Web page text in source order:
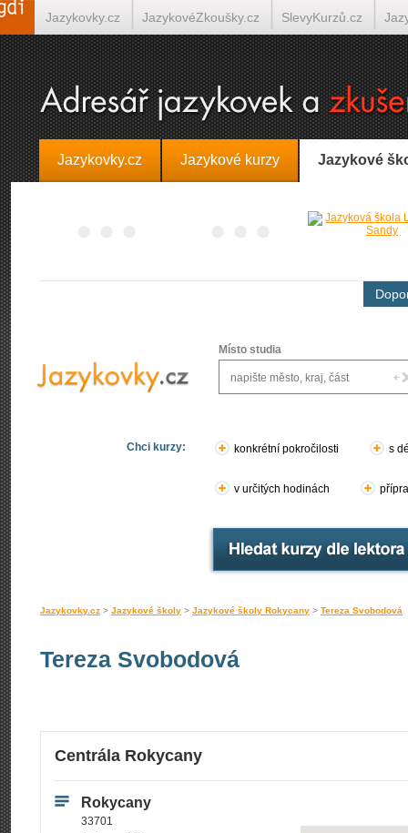
Jazykovky.cz Jazykové kurzy Jazykové
Místo studia
Chci kurzy: konkrétní pokročilosti s
v určitých hodinách
Jazykovky.cz > Jazykové školy > Jazykové školy Rokycany > Tereza Svobodová
Tereza Svobodová
Centrála Rokycany
Rokycany
33701
Jazykovky.cz JazykovéZkoušky.cz SlevyKurzů.cz
Španělština on-line Italština on-line Tlumočení-